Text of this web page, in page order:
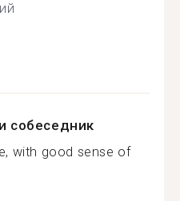
собеседник
with good sense of